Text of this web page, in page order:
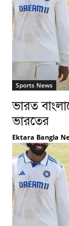
Sports News
ভারত
ভারতের
Ektara Bangla